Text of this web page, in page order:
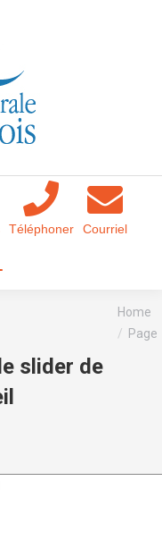
Téléphoner Courriel
slider de
You are
here:
Home
Page